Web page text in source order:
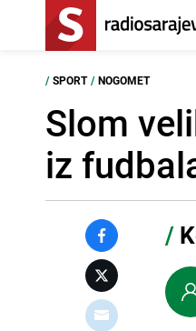
/ SPORT / NOGOMET
Slom
iz
/